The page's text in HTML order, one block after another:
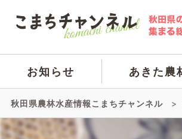
お知らせ あきた農
秋田県農林水産情報こまちチャンネル >